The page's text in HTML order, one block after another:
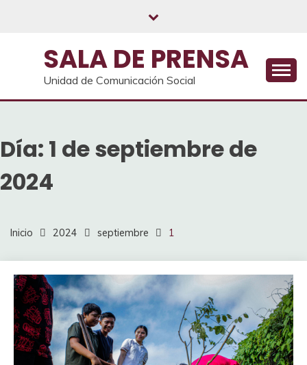
SALA DE PRENSA
Unidad de Comunicación Social
Día: 1 de septiembre de
2024
Inicio 2024 septiembre 1